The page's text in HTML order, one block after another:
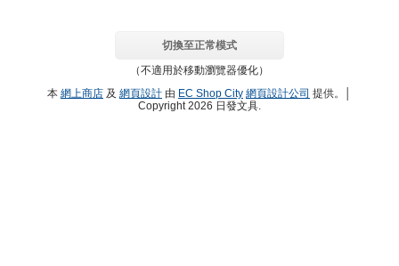
切換至正常模式
（不適用於移動瀏覽器優化）
本 網上商店 及 網頁設計 由 EC Shop City 網頁設計公司 提供。│
Copyright 2026 日發文具.